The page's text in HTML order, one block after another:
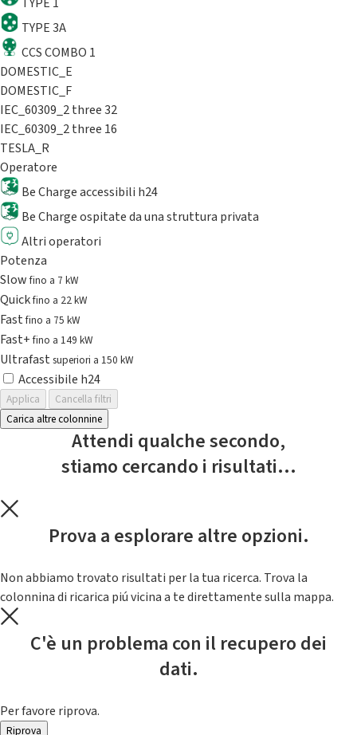
TYPE 3A
CCS COMBO 1
DOMESTIC_E
DOMESTIC_F
IEC_60309_2 three 32
IEC_60309_2 three 16
TESLA_R
Operatore
Be Charge accessibili h24
Be Charge ospitate da una struttura privata
Altri operatori
Potenza
Slowfino a 7 kW
Quickfino a 22 kW
Fastfino a 75 kW
Fast+fino a 149 kW
Ultrafast superiori a 150 kW
Accessibile h24
Applica
Cancella filtri
Carica altre colonnine
Attendi qualche secondo,
stiamo cercando i risultati...
Prova a esplorare altre opzioni.
Non abbiamo trovato risultati per la tua ricerca. Trova la
colonnina di ricarica piú vicina a te direttamente sulla mappa.
C'è un problema con il recupero dei
dati.
Per favore riprova.
Riprova